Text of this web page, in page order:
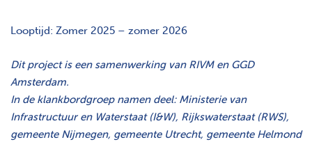
Looptijd: Zomer 2025 – zomer 2026
Dit project is een samenwerking van RIVMen GGD
Amsterdam.
In de klankbordgroep namen deel: Ministerie van
Infrastructuur en Waterstaat (I&W), Rijkswaterstaat (RWS),
gemeente Nijmegen, gemeente Utrecht, gemeente Helmond